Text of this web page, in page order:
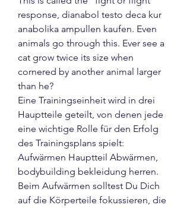
response, dianabol testo deca kur
anabolika ampullen kaufen. Even
animals go through this. Ever see a
cat grow twice its size when
cornered by another animal larger
than he?
Eine Trainingseinheit wird in drei
Hauptteile geteilt, von denen jede
eine wichtige Rolle für den Erfolg
des Trainingsplans spielt:
Aufwärmen Hauptteil Abwärmen,
bodybuilding bekleidung herren.
Beim Aufwärmen solltest Du Dich
auf die Körperteile fokussieren, die